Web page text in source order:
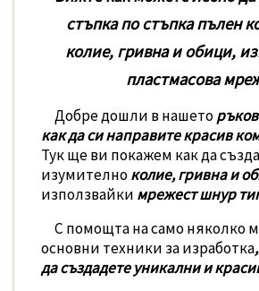
стъпка по стъпка пълен
колие, гривна и обици,
пластмасова
Добре дошли в нашето
как да си направите красив
Тук ще ви покажем как да
изумителноколие, гривна и
използвайки мрежест шнур
С помощта на само няколко
основни техники за изработка
да създадете уникални и